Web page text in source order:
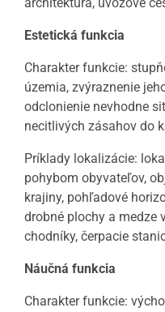
architektúra, úvozové
Estetická funkcia
Charakter funkcie:
územia, zvýraznenie
odclonienie nevhodne
necitlivých zásahov do
Príklady lokalizácie:
pohybom obyvateľov,
krajiny, pohľadové
drobné plochy a medze
chodníky, čerpacie
Náučná funkcia
Charakter funkcie: